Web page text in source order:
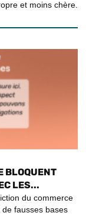
et moins chère.
BLOQUENT
LES...
du commerce
fausses bases